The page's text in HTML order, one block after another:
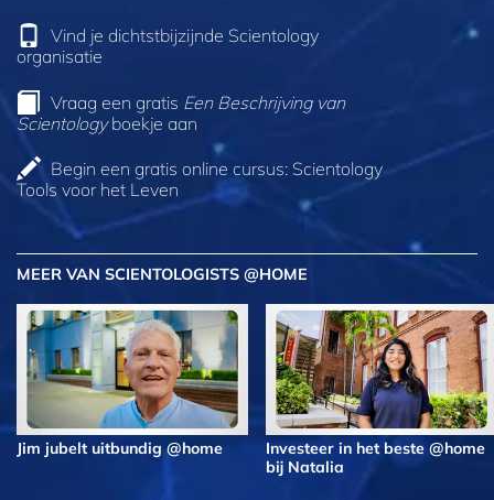
Vind je dichtstbijzijnde Scientology
organisatie
Vraag een gratis Een Beschrijving van
Scientologyboekje aan
Begin een gratis online cursus: Scientology
Tools voor het Leven
MEER VAN SCIENTOLOGISTS @HOME
Jim jubelt uitbundig @home
Investeer in het beste @home
bij Natalia